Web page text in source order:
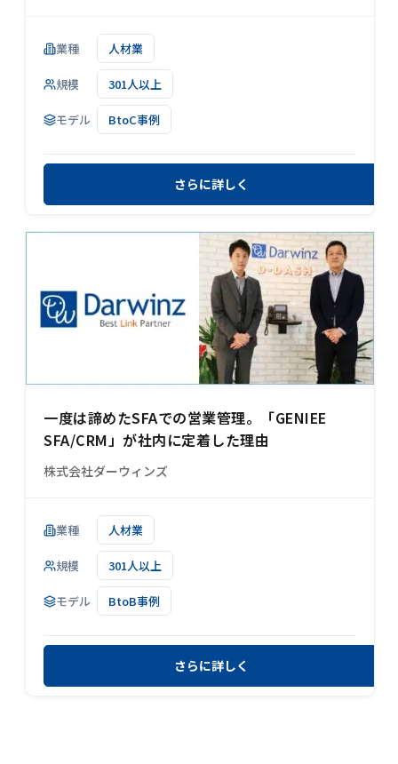
業種 人材業
規模 301人以上
モデル BtoC事例
さらに詳しく
一度は諦めたSFAでの営業管理。「GENIEE
SFA/CRM」が社内に定着した理由
株式会社ダーウィンズ
業種 人材業
規模 301人以上
モデル BtoB事例
さらに詳しく